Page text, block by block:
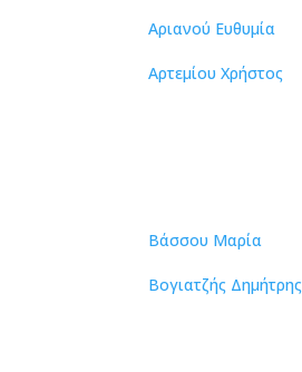
Αριανού Ευθυμία
Αρτεμίου Χρήστος
Βάσσου Μαρία
Βογιατζής Δημήτρης